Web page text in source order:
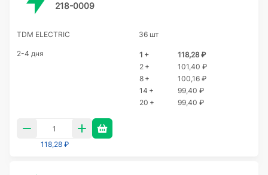
218-0009
TDM ELECTRIC 36 шт
2-4 дня 1 +
118,28 ₽
2 +
101,40 ₽
8 +
100,16 ₽
14 +
99,40 ₽
20 +
99,40 ₽
118,28 ₽